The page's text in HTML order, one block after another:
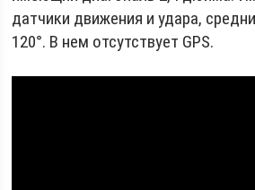
датчики движения и удара,
120°. В нем отсутствует GPS.